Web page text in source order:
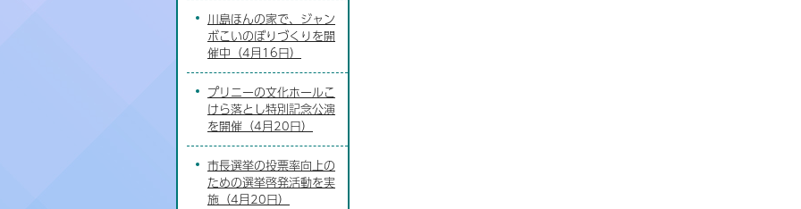
川島ほんの家で、ジャン
ボこいのぼりづくりを開
催中（4月16日）
プリニーの文化ホールこ
けら落とし特別記念公演
を開催（4月20日）
市長選挙の投票率向上の
ための選挙啓発活動を実
施（4月20日）